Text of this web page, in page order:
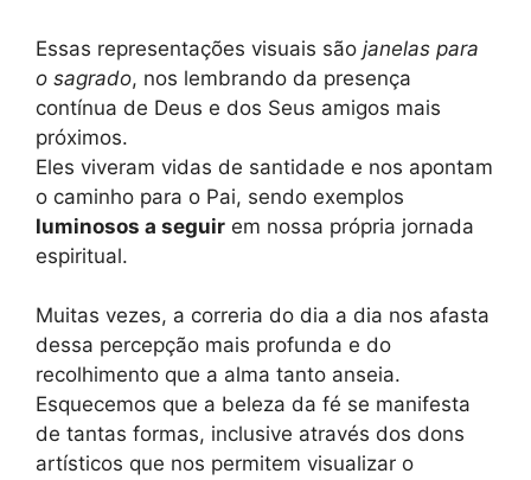
Essas representações visuais são janelas para
o sagrado, nos lembrando da presença
contínua de Deus e dos Seus amigos mais
próximos.
Eles viveram vidas de santidade e nos apontam
o caminho para o Pai, sendo exemplos
luminosos a seguir em nossa própria jornada
espiritual.
Muitas vezes, a correria do dia a dia nos afasta
dessa percepção mais profunda e do
recolhimento que a alma tanto anseia.
Esquecemos que a beleza da fé se manifesta
de tantas formas, inclusive através dos dons
artísticos que nos permitem visualizar o